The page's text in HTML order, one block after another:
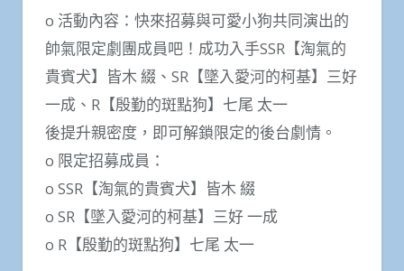
o 活動內容：快來招募與可愛小狗共同演出的
帥氣限定劇團成員吧！成功入手SSR【淘氣的
貴賓犬】皆木 綴、SR【墜入愛河的柯基】三好
一成、R【殷勤的斑點狗】七尾 太一
後提升親密度，即可解鎖限定的後台劇情。
o 限定招募成員：
o SSR【淘氣的貴賓犬】皆木 綴
o SR【墜入愛河的柯基】三好 一成
o R【殷勤的斑點狗】七尾 太一